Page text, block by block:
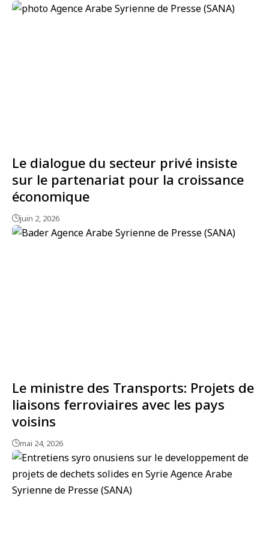
Le dialogue du secteur privé insiste
sur le partenariat pour la croissance
économique
juin 2, 2026
Le ministre des Transports: Projets de
liaisons ferroviaires avec les pays
voisins
mai 24, 2026